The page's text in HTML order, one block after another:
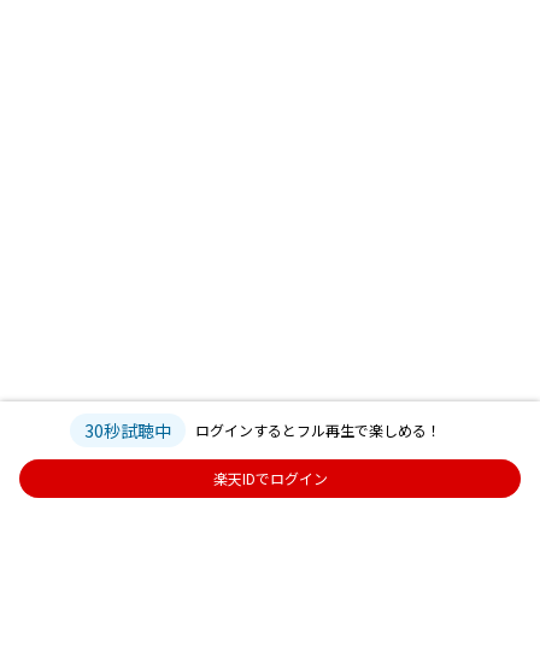
30秒試聴中 ログインするとフル再生で楽しめる！
楽天IDでログイン